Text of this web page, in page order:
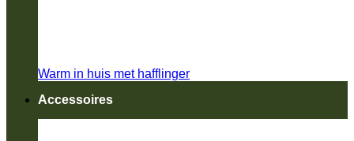
Warm in huis met hafflinger
Accessoires